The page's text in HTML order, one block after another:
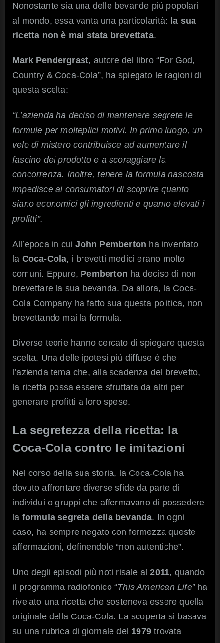
Nonostante sia una delle bevande più popolari
al mondo, essa vanta una particolarità: la sua
ricetta non è mai stata brevettata.
Mark Pendergrast, autore del libro “For God,
Country & Coca-Cola”, ha spiegato le ragioni di
questa scelta:
“L’azienda ha deciso di mantenere segrete le
formule per molteplici motivi. In primo luogo, un
velo di mistero contribuisce ad aumentare il
fascino del prodotto e a scoraggiare la
concorrenza. Inoltre, tenere la formula nascosta
impedisce ai consumatori di scoprire quanto
siano economici gli ingredienti e quanto elevati i
profitti”.
All’epoca in cuiJohn Pemberton ha inventato
la Coca-Cola, i brevetti medici erano molto
comuni. Eppure, Pemberton ha deciso di non
brevettare la sua bevanda. Da allora, la Coca-
Cola Company ha fatto sua questa politica, non
brevettando mai la formula.
Diverse teorie hanno cercato di spiegare questa
scelta. Una delle ipotesi più diffuse è che
l’azienda tema che, alla scadenza del brevetto,
la ricetta possa essere sfruttata da altri per
generare profitti a loro spese.
La segretezza della ricetta: la
Coca-Cola contro le imitazioni
Nel corso della sua storia, la Coca-Cola ha
dovuto affrontare diverse sfide da parte di
individui o gruppi che affermavano di possedere
la formula segreta della bevanda. In ogni
caso, ha sempre negato con fermezza queste
affermazioni, definendole “non autentiche”.
Uno degli episodi più noti risale al2011, quando
il programma radiofonico “This American Life”ha
rivelato una ricetta che sosteneva essere quella
originale della Coca-Cola. La scoperta si basava
su una rubrica di giornale del 1979 trovata